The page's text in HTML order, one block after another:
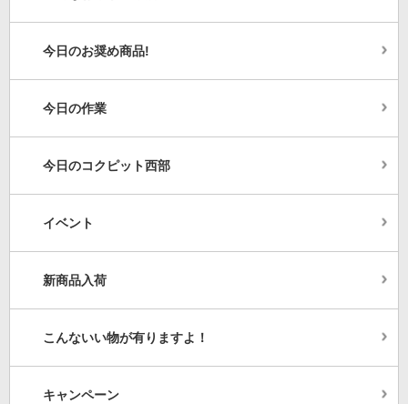
今日のお奨め商品!
今日の作業
今日のコクピット西部
イベント
新商品入荷
こんないい物が有りますよ！
キャンペーン